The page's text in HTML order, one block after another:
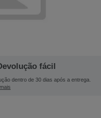
fácil
dentro de 30 dias após a entrega.